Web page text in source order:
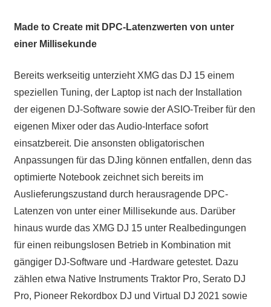
Made to Create mit DPC-Latenzwerten von unter
einer Millisekunde
Bereits werkseitig unterzieht XMG das DJ 15 einem
speziellen Tuning, der Laptop ist nach der Installation
der eigenen DJ-Software sowie der ASIO-Treiber für den
eigenen Mixer oder das Audio-Interface sofort
einsatzbereit. Die ansonsten obligatorischen
Anpassungen für das DJing können entfallen, denn das
optimierte Notebook zeichnet sich bereits im
Auslieferungszustand durch herausragende DPC-
Latenzen von unter einer Millisekunde aus. Darüber
hinaus wurde das XMG DJ 15 unter Realbedingungen
für einen reibungslosen Betrieb in Kombination mit
gängiger DJ-Software und -Hardware getestet. Dazu
zählen etwa Native Instruments Traktor Pro, Serato DJ
Pro, Pioneer Rekordbox DJ und Virtual DJ 2021 sowie